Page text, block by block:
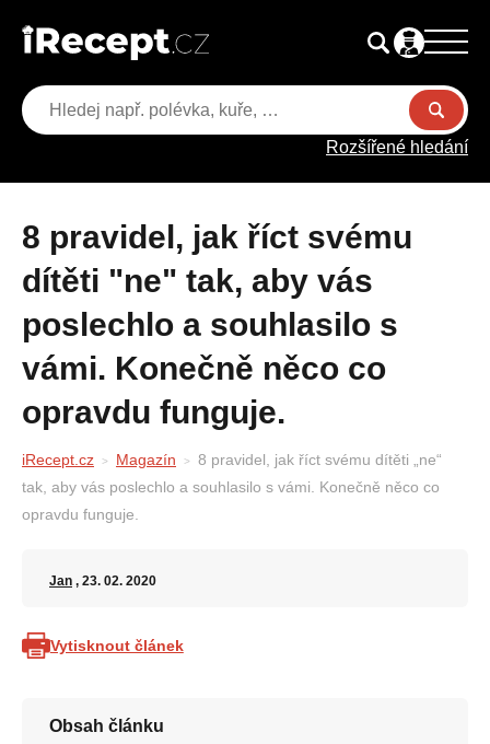
Rozšířené hledání
8 pravidel, jak říct svému
dítěti "ne" tak, aby vás
poslechlo a souhlasilo s
vámi. Konečně něco co
opravdu funguje.
iRecept.cz Magazín
8 pravidel, jak říct svému dítěti „ne“
tak, aby vás poslechlo a souhlasilo s vámi. Konečně něco co
opravdu funguje.
Jan , 23. 02. 2020
Vytisknout článek
Obsah článku